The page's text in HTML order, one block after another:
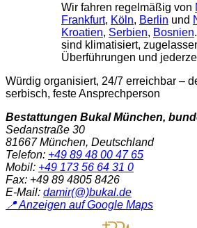
Wir fahren regelmäßig von
Frankfurt, Köln, Berlin und
Kroatien, Serbien, Bosnien
sind klimatisiert,
Überführungen und
Würdig organisiert, 24/7 erreichbar –
serbisch, feste Ansprechperson
Bestattungen Bukal München,
Sedanstraße 30
81667 München, Deutschland
Telefon: +49 89 48 00 47 65
Mobil: +49 173 56 64 31 0
Fax: +49 89 4805 8426
E-Mail: damir(@)bukal.de
📍 Anzeigen auf Google Maps